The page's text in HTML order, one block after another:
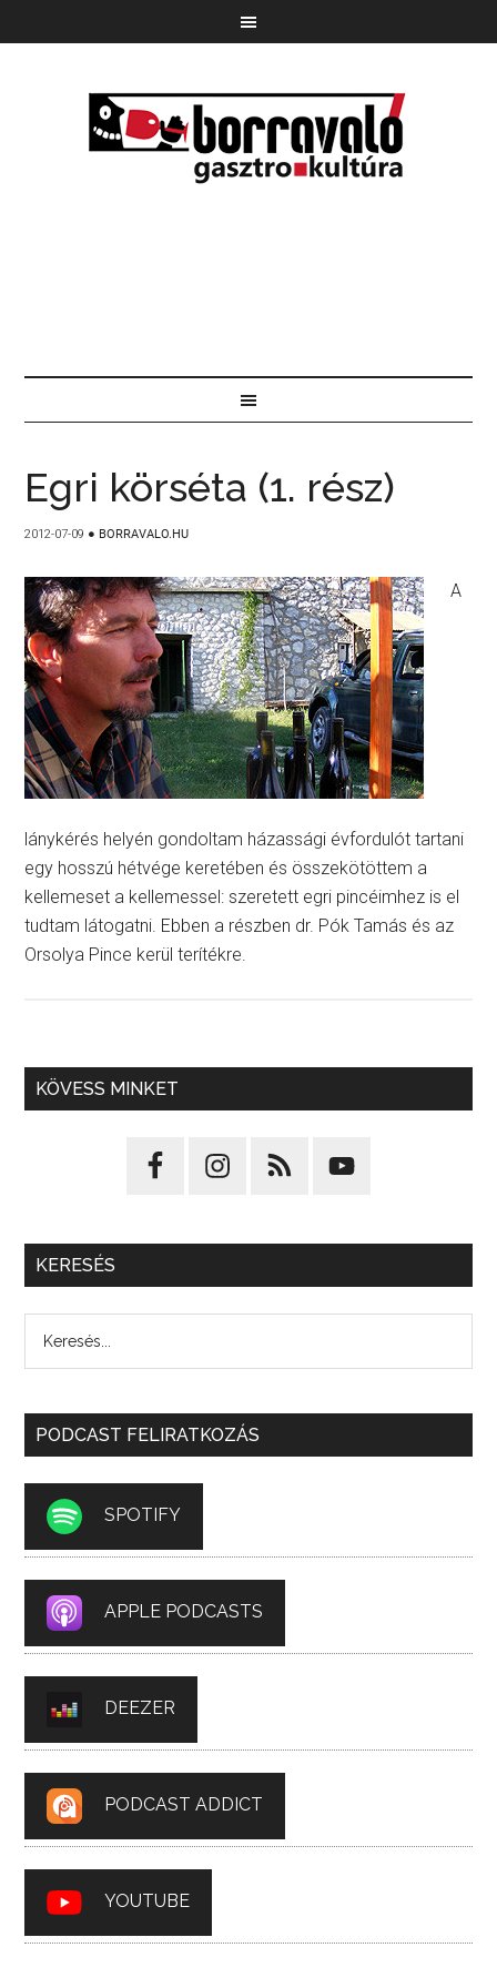
Egri körséta (1. rész)
2012-07-09 ● BORRAVALO.HU
A
lánykérés helyén gondoltam házassági évfordulót tartani
egy hosszú hétvége keretében és összekötöttem a
kellemeset a kellemessel: szeretett egri pincéimhez is el
tudtam látogatni. Ebben a részben dr. Pók Tamás és az
Orsolya Pince kerül terítékre.
KÖVESS MINKET
KERESÉS
PODCAST FELIRATKOZÁS
SPOTIFY
APPLE PODCASTS
DEEZER
PODCAST ADDICT
YOUTUBE